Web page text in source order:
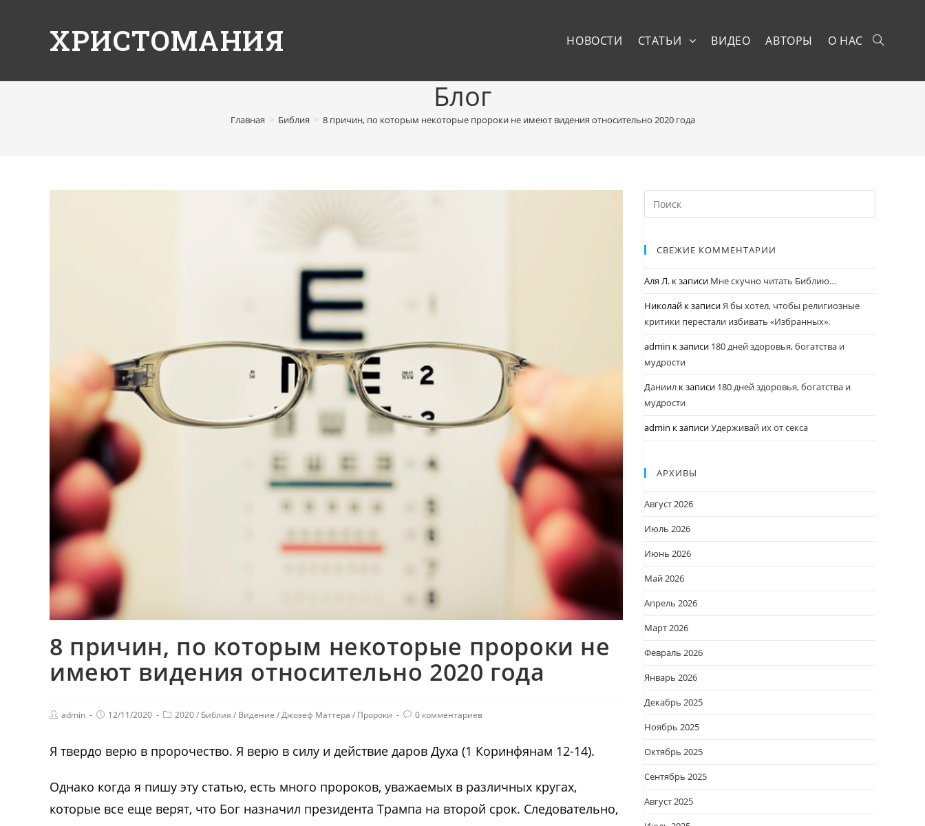
ХРИСТОМАНИЯ НОВОСТИ СТАТЬИ ВИДЕО АВТОРЫ О НАС
Блог
Главная > Библия > 8 причин, по которым некоторые пророки не имеют видения относительно 2020 года
8 причин, по которым некоторые пророки не
имеют видения относительно 2020 года
admin 12/11/2020 2020/ Библия / Видение /Джозеф Маттера / Пророки 0 комментариев
Я твердо верю в пророчество. Я верю в силу и действие даров Духа (1 Коринфянам 12-14).
Однако когда я пишу эту статью, есть много пророков, уважаемых в различных кругах,
которые все еще верят, что Бог назначил президента Трампа на второй срок. Следовательно,
СВЕЖИЕ КОММЕНТАРИИ
Аля Л. к записи Мне скучно читать Библию…
Николай к записиЯ бы хотел, чтобы религиозные
критики перестали избивать «Избранных».
admin к записи 180 дней здоровья, богатства и
мудрости
Даниил к записи 180 дней здоровья, богатства и
мудрости
admin к записиУдерживай их от секса
АРХИВЫ
Август 2026
Июль 2026
Июнь 2026
Май 2026
Апрель 2026
Март 2026
Февраль 2026
Январь 2026
Декабрь 2025
Ноябрь 2025
Октябрь 2025
Сентябрь 2025
Август 2025